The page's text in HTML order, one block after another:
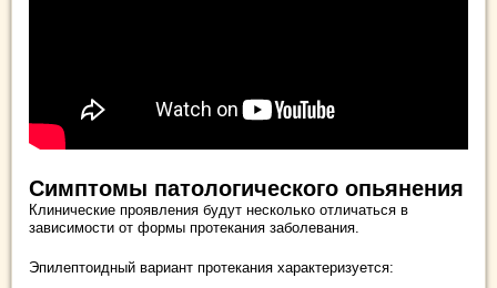
Симптомы патологического опьянения
Клинические проявления будут несколько отличаться в
зависимости от формы протекания заболевания.
Эпилептоидный вариант протекания характеризуется: